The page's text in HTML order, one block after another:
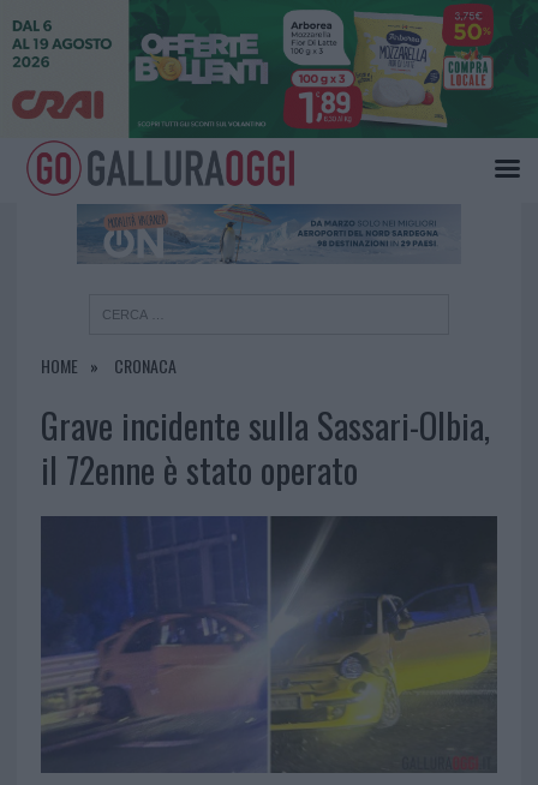
HOME CRONACA
Grave incidente sulla Sassari-Olbia,
il 72enne è stato operato
×